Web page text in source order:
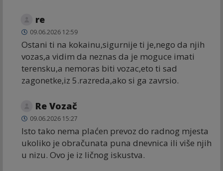
re
09.06.2026 12:59
Ostani ti na kokainu,sigurnije ti je,nego da njih
vozas,a vidim da neznas da je moguce imati
terensku,a nemoras biti vozac,eto ti sad
zagonetke,iz 5.razreda,ako si ga zavrsio.
Re Vozač
09.06.2026 15:27
Isto tako nema plaćen prevoz do radnog mjesta
ukoliko je obračunata puna dnevnica ili više njih
u nizu. Ovo je iz ličnog iskustva.